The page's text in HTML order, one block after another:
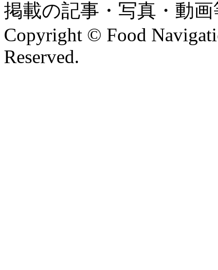
掲載の記事・写真・動
Copyright © Food
Reserved.